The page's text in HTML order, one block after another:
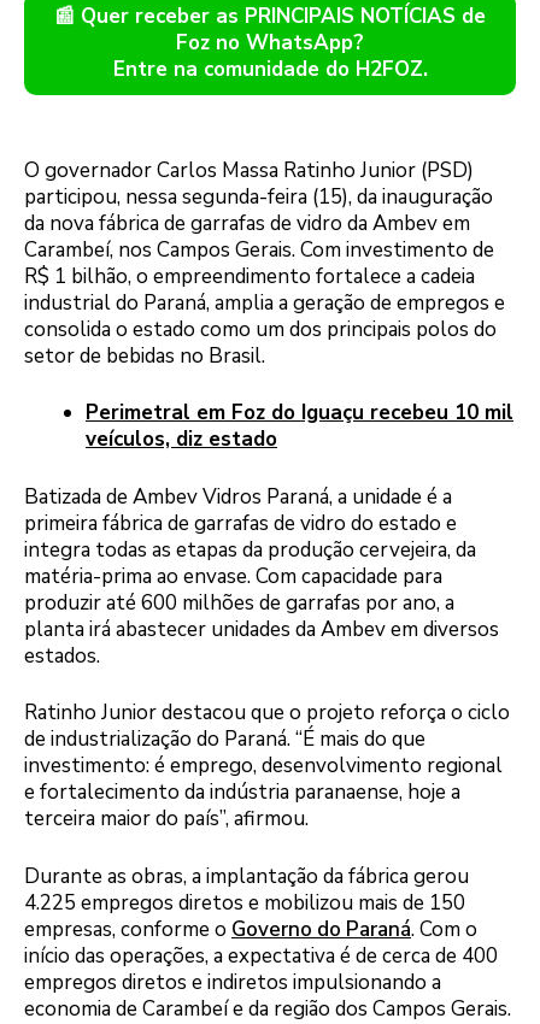
📰 Quer receber as PRINCIPAIS NOTÍCIAS de
Foz no WhatsApp?
Entre na comunidade do H2FOZ.
O governador Carlos Massa Ratinho Junior (PSD)
participou, nessa segunda-feira (15), da inauguração
da nova fábrica de garrafas de vidro da Ambev em
Carambeí, nos Campos Gerais. Com investimento de
R$ 1 bilhão, o empreendimento fortalece a cadeia
industrial do Paraná, amplia a geração de empregos e
consolida o estado como um dos principais polos do
setor de bebidas no Brasil.
Perimetral em Foz do Iguaçu recebeu 10 mil
veículos, diz estado
Batizada de Ambev Vidros Paraná, a unidade é a
primeira fábrica de garrafas de vidro do estado e
integra todas as etapas da produção cervejeira, da
matéria-prima ao envase. Com capacidade para
produzir até 600 milhões de garrafas por ano, a
planta irá abastecer unidades da Ambev em diversos
estados.
Ratinho Junior destacou que o projeto reforça o ciclo
de industrialização do Paraná. “É mais do que
investimento: é emprego, desenvolvimento regional
e fortalecimento da indústria paranaense, hoje a
terceira maior do país”, afirmou.
Durante as obras, a implantação da fábrica gerou
4.225 empregos diretos e mobilizou mais de 150
empresas, conforme o Governo do Paraná. Com o
início das operações, a expectativa é de cerca de 400
empregos diretos e indiretos impulsionando a
economia de Carambeí e da região dos Campos Gerais.